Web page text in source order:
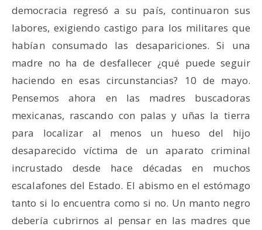
democracia regresó a su país, continuaron sus
labores, exigiendo castigo para los militares que
habían consumado las desapariciones. Si una
madre no ha de desfallecer ¿qué puede seguir
haciendo en esas circunstancias? 10 de mayo.
Pensemos ahora en las madres buscadoras
mexicanas, rascando con palas y uñas la tierra
para localizar al menos un hueso del hijo
desaparecido víctima de un aparato criminal
incrustado desde hace décadas en muchos
escalafones del Estado. El abismo en el estómago
tanto si lo encuentra como si no. Un manto negro
debería cubrirnos al pensar en las madres que